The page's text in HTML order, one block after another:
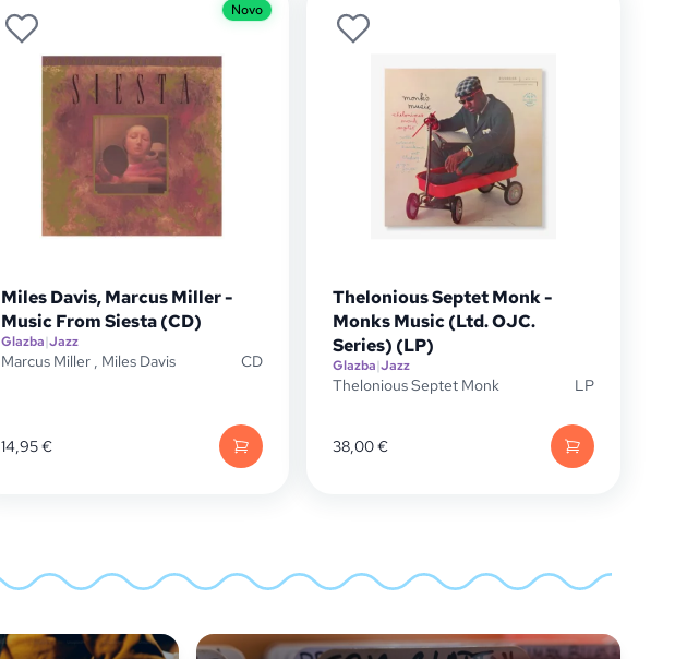
Novo
Miles Davis, Marcus Miller -
Music From Siesta (CD)
Glazba|Jazz
Marcus Miller , Miles Davis CD
14,95€
Thelonious Septet Monk -
Monks Music (Ltd. OJC.
Series) (LP)
Glazba|Jazz
Thelonious Septet Monk LP
38,00€